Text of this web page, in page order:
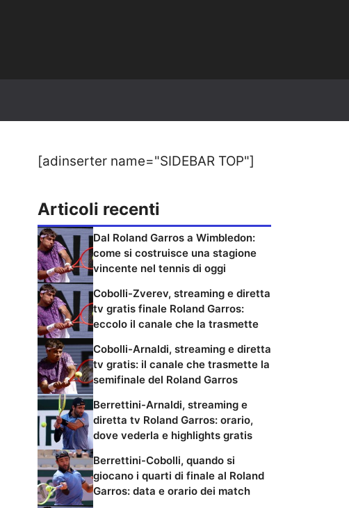
[adinserter name="SIDEBAR TOP"]
Articoli recenti
Dal Roland Garros a Wimbledon:
come si costruisce una stagione
vincente nel tennis di oggi
Cobolli-Zverev, streaming e diretta
tv gratis finale Roland Garros:
eccolo il canale che la trasmette
Cobolli-Arnaldi, streaming e diretta
tv gratis: il canale che trasmette la
semifinale del Roland Garros
Berrettini-Arnaldi, streaming e
diretta tv Roland Garros: orario,
dove vederla e highlights gratis
Berrettini-Cobolli, quando si
giocano i quarti di finale al Roland
Garros: data e orario dei match